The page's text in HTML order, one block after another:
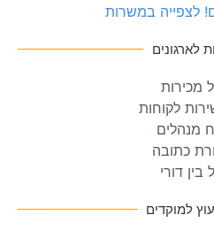
לצפייה במשרות
לארגונים
מכירות
לקוחות
מנהלים
כתובה
בין דורי
למוקדים